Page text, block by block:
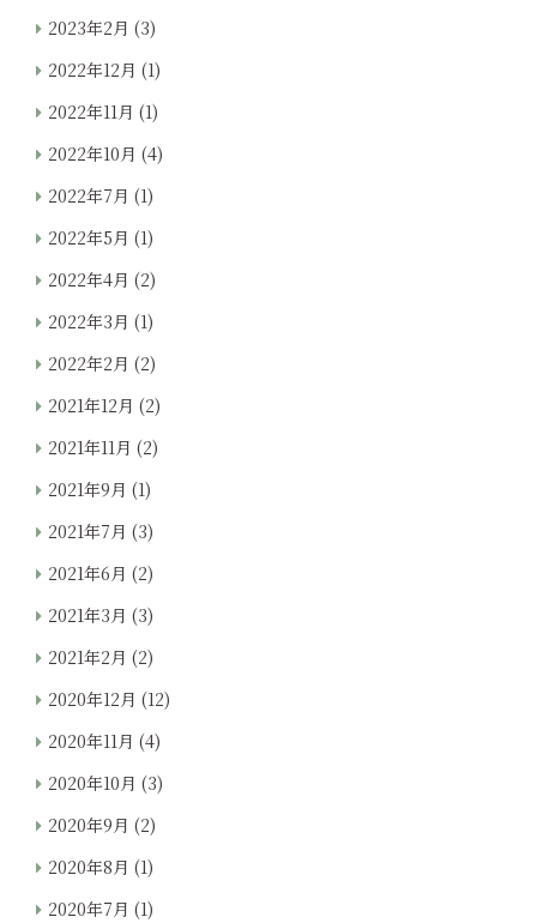
2023年2月 (3)
2022年12月 (1)
2022年11月 (1)
2022年10月 (4)
2022年7月 (1)
2022年5月 (1)
2022年4月 (2)
2022年3月 (1)
2022年2月 (2)
2021年12月 (2)
2021年11月 (2)
2021年9月 (1)
2021年7月 (3)
2021年6月 (2)
2021年3月 (3)
2021年2月 (2)
2020年12月 (12)
2020年11月 (4)
2020年10月 (3)
2020年9月 (2)
2020年8月 (1)
2020年7月 (1)